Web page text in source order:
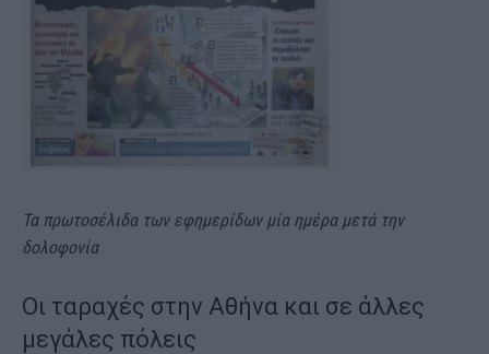
Τα πρωτοσέλιδα των εφημερίδων μία ημέρα μετά την
δολοφονία
Οι ταραχές στην Αθήνα και σε άλλες
μεγάλες πόλεις